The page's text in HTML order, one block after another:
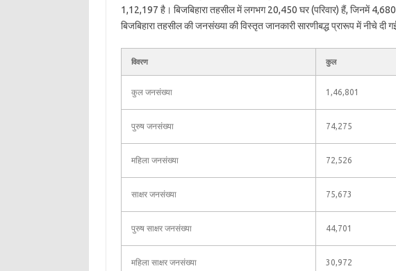
1,12,197 है। बिजबिहारा तहसील में लगभग 20,450 घर (परिवार) हैं, जिनमें
बिजबिहारा तहसील की जनसंख्या की विस्तृत जानकारी सारणीबद्ध प्रारूप में नीचे दी
विवरण कुल
कुल जनसंख्या 1,46,801
पुरुष जनसंख्या 74,275
महिला जनसंख्या 72,526
साक्षर जनसंख्या 75,673
पुरुष साक्षर जनसंख्या 44,701
महिला साक्षर जनसंख्या 30,972